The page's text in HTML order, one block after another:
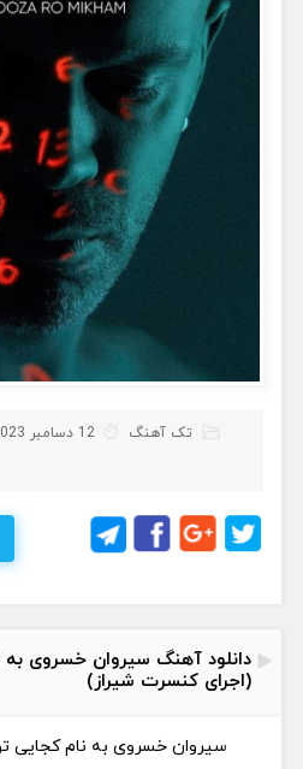
تک آهنگ 12 دسامبر 2023
دانلود آهنگ سیروان خسروی به
(اجرای کنسرت شیراز)
سیروان خسروی به نام کجایی